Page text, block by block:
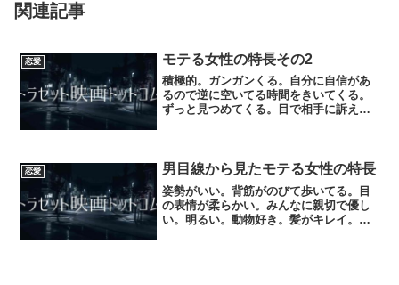
関連記事
恋愛 モテる女性の特長その2
積極的。ガンガンくる。自分に自信があ
るので逆に空いてる時間をきいてくる。
ずっと見つめてくる。目で相手に訴えて
恋愛 男目線から見たモテる女性の特長
姿勢がいい。背筋がのびて歩いてる。目
の表情が柔らかい。みんなに親切で優し
い。明るい。動物好き。髪がキレイ。ア